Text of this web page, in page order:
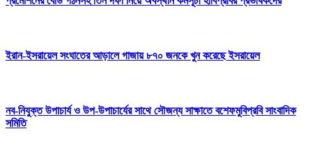
ইরান-ইসরায়েল সংঘাতের আড়ালে গাজায় ৮৭০ জনকে খুন করেছে ইসরায়েল
নব-নিযুক্ত উপাচার্য ও উপ-উপাচার্যের সাথে সৌজন্য সাক্ষাতে বশেফমুবিপ্রবি সাংবাদিক
সমিতি